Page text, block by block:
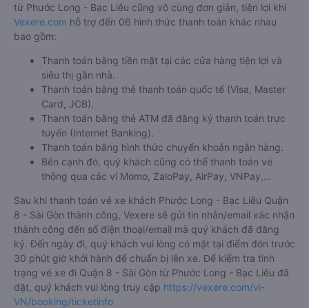
từ Phước Long - Bạc Liêu cũng vô cùng đơn giản, tiện lợi khi
Vexere.com hỗ trợ đến 06 hình thức thanh toán khác nhau
bao gồm:
Thanh toán bằng tiền mặt tại các cửa hàng tiện lợi và
siêu thị gần nhà.
Thanh toán bằng thẻ thanh toán quốc tế (Visa, Master
Card, JCB).
Thanh toán bằng thẻ ATM đã đăng ký thanh toán trực
tuyến (Internet Banking).
Thanh toán bằng hình thức chuyển khoản ngân hàng.
Bên cạnh đó, quý khách cũng có thể thanh toán vé
thông qua các ví Momo, ZaloPay, AirPay, VNPay,…
Sau khi thanh toán vé xe khách Phước Long - Bạc Liêu Quận
8 - Sài Gòn thành công, Vexere sẽ gửi tin nhắn/email xác nhận
thành công đến số điện thoại/email mà quý khách đã đăng
ký. Đến ngày đi, quý khách vui lòng có mặt tại điểm đón trước
30 phút giờ khởi hành để chuẩn bị lên xe. Để kiểm tra tình
trạng vé xe đi Quận 8 - Sài Gòn từ Phước Long - Bạc Liêu đã
đặt, quý khách vui lòng truy cập https://vexere.com/vi-
VN/booking/ticketinfo